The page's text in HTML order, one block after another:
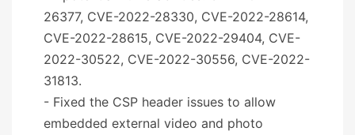
26377, CVE-2022-28330, CVE-2022-28614,
CVE-2022-28615, CVE-2022-29404, CVE-
2022-30522, CVE-2022-30556, CVE-2022-
31813.
- Fixed the CSP header issues to allow
embedded external video and photo